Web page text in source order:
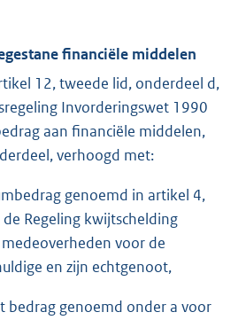
financiële middelen
12, tweede lid, onderdeel d,
Invorderingswet 1990
aan financiële middelen,
verhoogd met:
genoemd in artikel 4,
Regeling kwijtschelding
voor de
en zijn echtgenoot,
bedrag genoemd onder a voor